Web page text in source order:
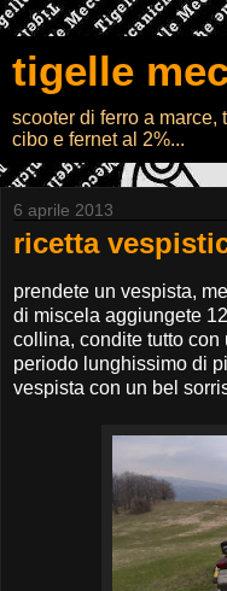
tigelle
scooter di ferro a marce,
cibo e fernet al 2%...
6 aprile 2013
ricetta
prendete un vespista,
di miscela aggiungete
collina, condite tutto
periodo lunghissimo di
vespista con un bel